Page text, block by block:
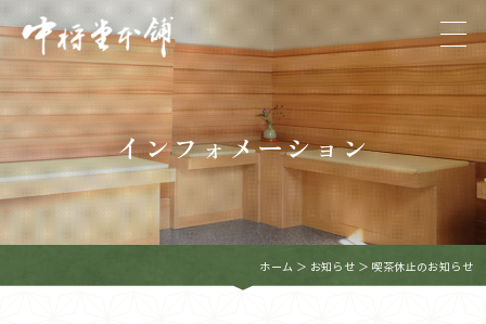
インフォメーション
ホーム ＞ お知らせ ＞ 喫茶休止のお知らせ